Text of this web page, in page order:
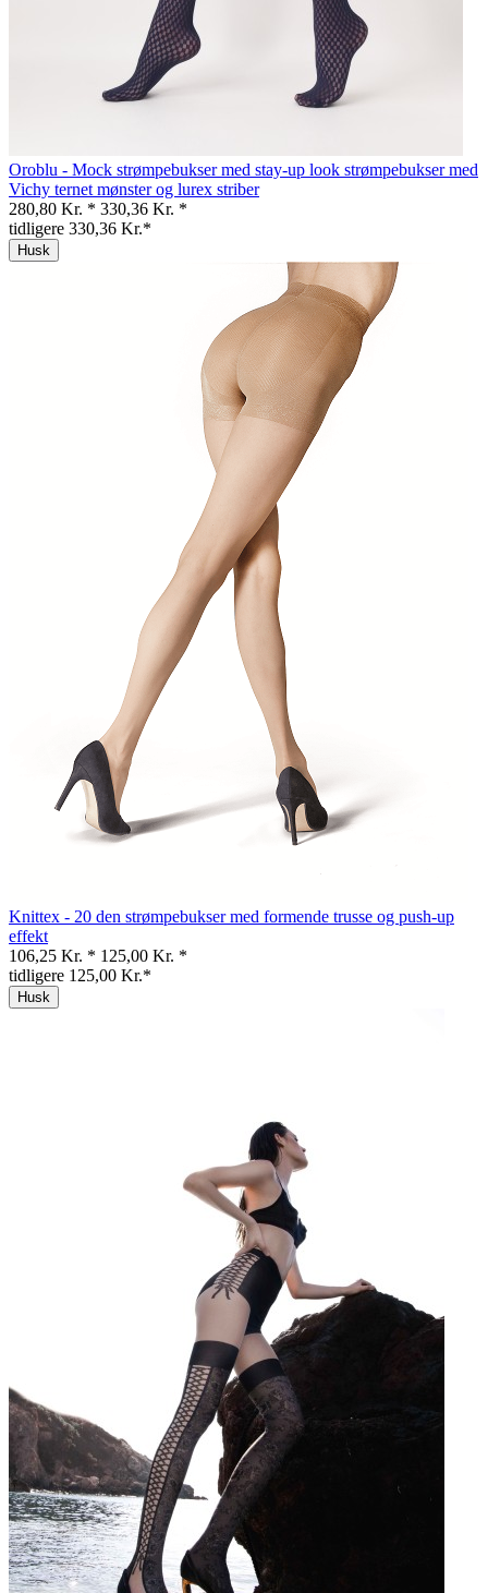
Oroblu - Mock strømpebukser med stay-up look strømpebukser med
Vichy ternet mønster og lurex striber
280,80 Kr. * 330,36 Kr. *
tidligere 330,36 Kr.*
Husk
Knittex - 20 den strømpebukser med formende trusse og push-up
effekt
106,25 Kr. * 125,00 Kr. *
tidligere 125,00 Kr.*
Husk